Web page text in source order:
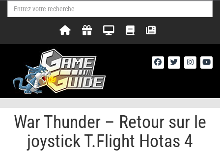
War Thunder – Retour sur le
joystick T.Flight Hotas 4